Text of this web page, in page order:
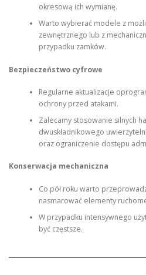
okresową ich wymianę.
Warto wybierać modele z
zewnętrznego lub z
przypadku zamków.
Bezpieczeństwo cyfrowe
Regularne aktualizacje
ochrony przed atakami.
Zalecamy stosowanie silnych
dwuskładnikowego
oraz ograniczenie dostępu
Konserwacja mechaniczna
Co pół roku warto
nasmarować elementy
W przypadku intensywnego
być częstsze.